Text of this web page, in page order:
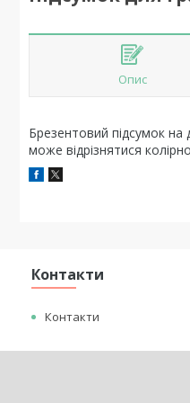
Опис
Брезентовий підсумок на
може відрізнятися
Контакти
Контакти